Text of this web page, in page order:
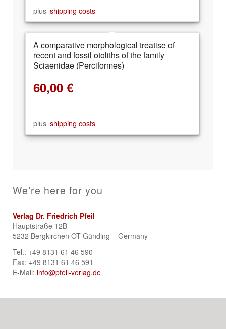
plus shipping costs
A comparative morphological treatise of
recent and fossil otoliths of the family
Sciaenidae (Perciformes)
60,00 €
plus shipping costs
We’re here for you
Verlag Dr. Friedrich Pfeil
Hauptstraße 12B
5232 Bergkirchen OT Günding – Germany
Tel.: +49 8131 61 46 590
Fax: +49 8131 61 46 591
E-Mail: info@pfeil-verlag.de